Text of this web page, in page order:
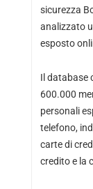
sicurezza
analizzato
esposto
Il database
600.000
personali
telefono,
carte di
credito e la